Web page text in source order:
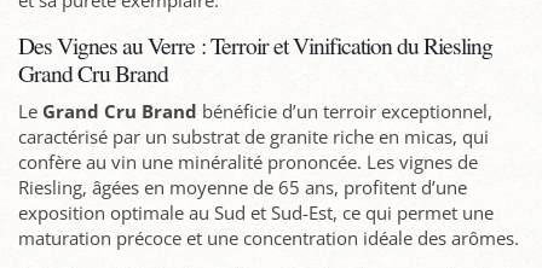
Des Vignes au Verre : Terroir et Vinification du Riesling
Grand Cru Brand
Le Grand Cru Brand bénéficie d’un terroir exceptionnel,
caractérisé par un substrat de granite riche en micas, qui
confère au vin une minéralité prononcée. Les vignes de
Riesling, âgées en moyenne de 65 ans, profitent d’une
exposition optimale au Sud et Sud-Est, ce qui permet une
maturation précoce et une concentration idéale des arômes.